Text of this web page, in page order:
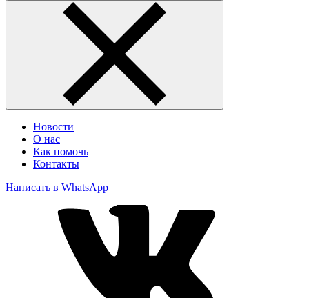
Новости
О нас
Как помочь
Контакты
Написать в WhatsApp